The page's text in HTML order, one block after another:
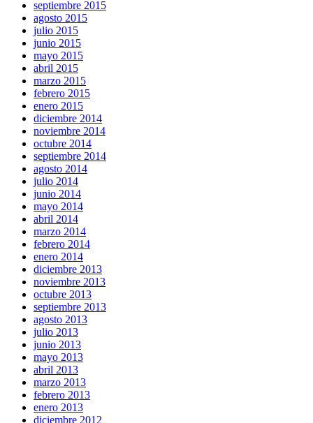
septiembre 2015
agosto 2015
julio 2015
junio 2015
mayo 2015
abril 2015
marzo 2015
febrero 2015
enero 2015
diciembre 2014
noviembre 2014
octubre 2014
septiembre 2014
agosto 2014
julio 2014
junio 2014
mayo 2014
abril 2014
marzo 2014
febrero 2014
enero 2014
diciembre 2013
noviembre 2013
octubre 2013
septiembre 2013
agosto 2013
julio 2013
junio 2013
mayo 2013
abril 2013
marzo 2013
febrero 2013
enero 2013
diciembre 2012